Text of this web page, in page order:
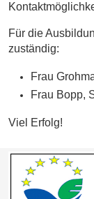
Für die
zuständig:
Frau
Frau Bopp,
Viel Erfolg!